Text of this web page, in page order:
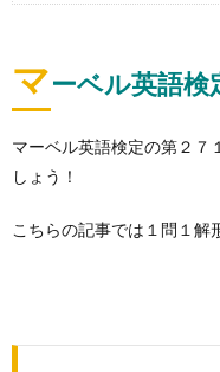
マーベル英語検
マーベル英語検定の第２７
しょう！
こちらの記事では１問１解